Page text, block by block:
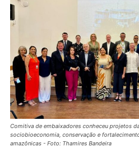
Comitiva de embaixadores conheceu projetos
sociobioeconomia, conservação e
amazônicas - Foto: Thamires Bandeira